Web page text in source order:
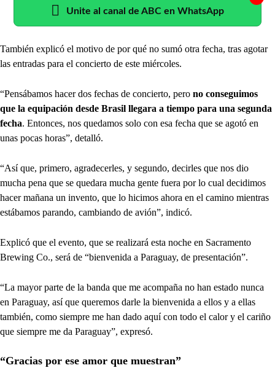
Unite al canal de ABC en WhatsApp
También explicó el motivo de por qué no sumó otra fecha, tras agotar
las entradas para el concierto de este miércoles.
“Pensábamos hacer dos fechas de concierto, pero no conseguimos
que la equipación desde Brasil llegara a tiempo para una segunda
fecha. Entonces, nos quedamos solo con esa fecha que se agotó en
unas pocas horas”, detalló.
“Así que, primero, agradecerles, y segundo, decirles que nos dio
mucha pena que se quedara mucha gente fuera por lo cual decidimos
hacer mañana un invento, que lo hicimos ahora en el camino mientras
estábamos parando, cambiando de avión”, indicó.
Explicó que el evento, que se realizará esta noche en Sacramento
Brewing Co., será de “bienvenida a Paraguay, de presentación”.
“La mayor parte de la banda que me acompaña no han estado nunca
en Paraguay, así que queremos darle la bienvenida a ellos y a ellas
también, como siempre me han dado aquí con todo el calor y el cariño
que siempre me da Paraguay”, expresó.
“Gracias por ese amor que muestran”